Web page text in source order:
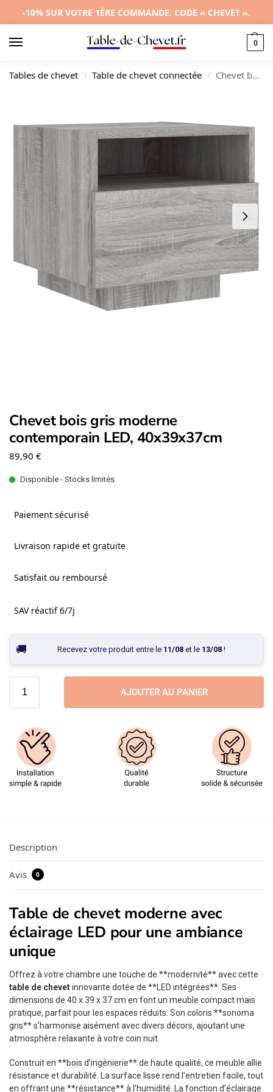
-10% SUR VOTRE 1ÈRE COMMANDE. CODE « CHEVET ».
0
Tables de chevet / Table de chevet connectée / Chevet bois gris moderne contemporain LED, 40x39x37cm
Chevet bois gris moderne
contemporain LED, 40x39x37cm
89,90 €
Disponible - Stocks limités
Paiement sécurisé
Livraison rapide et gratuite
Satisfait ou remboursé
SAV réactif 6/7j
Recevez votre produit entre le 11/08et le 13/08!
AJOUTER AU PANIER
Description
Avis 0
Table de chevet moderne avec
éclairage LED pour une ambiance
unique
Offrez à votre chambre une touche de **modernité** avec cette
table de chevetinnovante dotée de **LED intégrées**. Ses
dimensions de 40 x 39 x 37 cm en font un meuble compact mais
pratique, parfait pour les espaces réduits. Son coloris **sonoma
gris** s’harmonise aisément avec divers décors, ajoutant une
atmosphère relaxante à votre coin nuit.
Construit en **bois d’ingénierie** de haute qualité, ce meuble allie
résistance et durabilité. La surface lisse rend l’entretien facile, tout
en offrant une **résistance** à l’humidité. La fonction d’éclairage